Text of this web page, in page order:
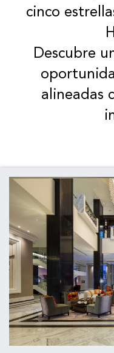
cinco
Descubre
alineadas